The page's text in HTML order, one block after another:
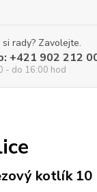
rady? Zavolejte.
+421 902 212
- do 16:00 hod
kotlík 10